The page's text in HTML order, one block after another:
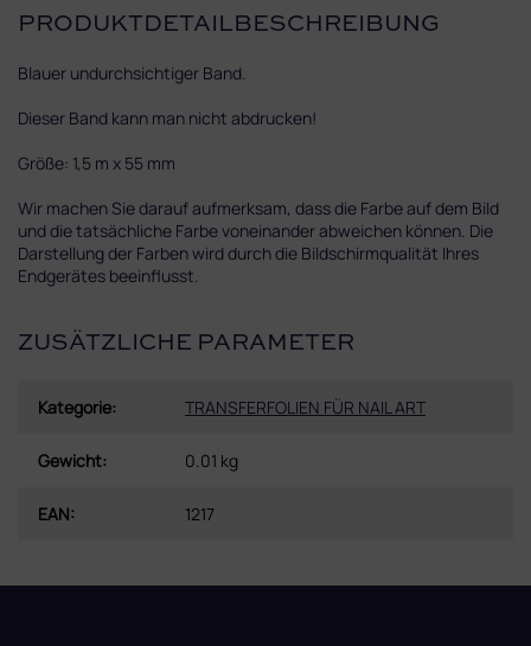
PRODUKTDETAILBESCHREIBUNG
Blauer undurchsichtiger Band.
Dieser Band kann man nicht abdrucken!
Größe: 1,5 m x 55 mm
Wir machen Sie darauf aufmerksam, dass die Farbe auf dem Bild
und die tatsächliche Farbe voneinander abweichen können. Die
Darstellung der Farben wird durch die Bildschirmqualität Ihres
Endgerätes beeinflusst.
ZUSÄTZLICHE PARAMETER
Kategorie: TRANSFERFOLIEN FÜR NAIL ART
Gewicht: 0.01 kg
EAN: 1217